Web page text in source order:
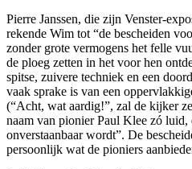
Pierre Janssen, die zijn Venster-
rekende Wim tot “de bescheiden
zonder grote vermogens het felle
de ploeg zetten in het voor hen
spitse, zuivere techniek en een
vaak sprake is van een
(“Acht, wat aardig!”, zal de kijker
naam van pionier Paul Klee zó luid,
onverstaanbaar wordt”. De
persoonlijk wat de pioniers